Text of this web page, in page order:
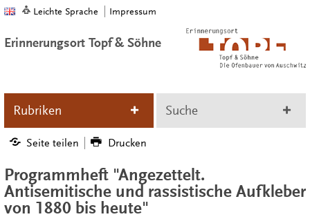
Leichte Sprache Impressum
Erinnerungsort Topf & Söhne
Rubriken Suche
Seite teilen Drucken
Programmheft "Angezettelt.
Antisemitische und rassistische Aufkleber
von 1880 bis heute"